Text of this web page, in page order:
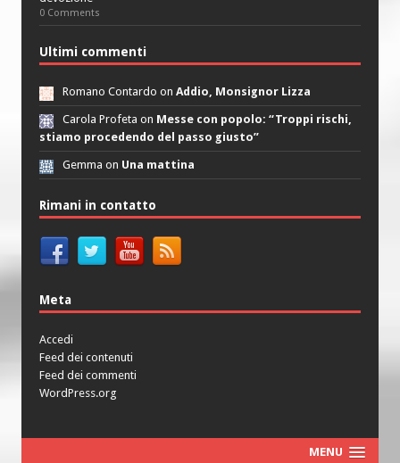
0 Comments
Ultimi commenti
Romano Contardo on Addio, Monsignor Lizza
Carola Profeta on Messe con popolo: “Troppi rischi,
stiamo procedendo del passo giusto”
Gemma on Una mattina
Rimani in contatto
Meta
Accedi
Feed dei contenuti
Feed dei commenti
WordPress.org
MENU